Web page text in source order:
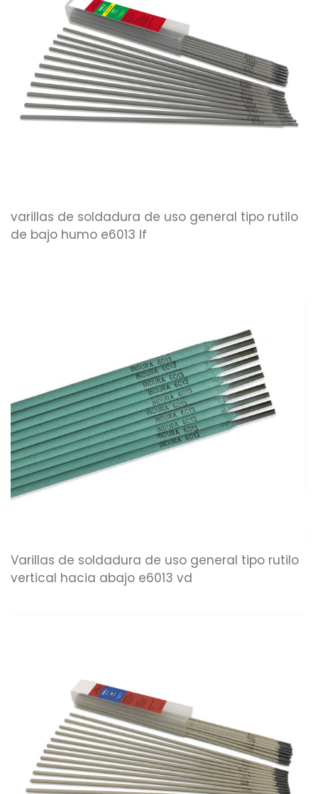
varillas de soldadura de uso general tipo rutilo
de bajo humo e6013 lf
Varillas de soldadura de uso general tipo rutilo
vertical hacia abajo e6013 vd